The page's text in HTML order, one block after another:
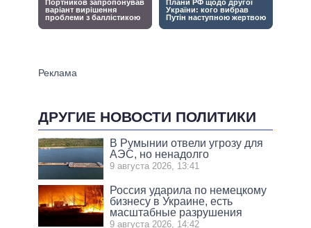
ДРУГИЕ НОВОСТИ ПОЛИТИКИ
В Румынии отвели угрозу для
АЭС, но ненадолго
9 августа 2026, 13:41
Россия ударила по немецкому
бизнесу в Украине, есть
масштабные разрушения
9 августа 2026, 14:42